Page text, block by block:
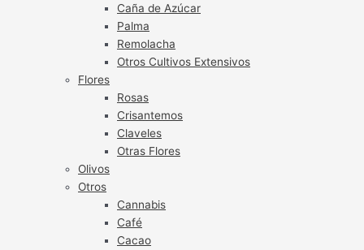
Caña de Azúcar
Palma
Remolacha
Otros Cultivos Extensivos
Flores
Rosas
Crisantemos
Claveles
Otras Flores
Olivos
Otros
Cannabis
Café
Cacao